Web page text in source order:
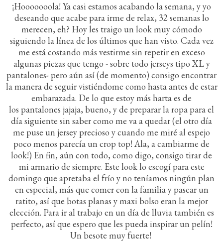
¡Hooooooola! Ya casi estamos acabando la semana, y yo
deseando que acabe para irme de relax, 32 semanas lo
merecen, eh? Hoy les traigo un look muy cómodo
siguiendo la línea de los últimos que han visto. Cada vez
me está costando más vestirme sin repetir en exceso
algunas piezas que tengo - sobre todo jerseys tipo XL y
pantalones- pero aún así (de momento) consigo encontrar
la manera de seguir vistiéndome como hasta antes de estar
embarazada. De lo que estoy más harta es de
los pantalones jajaja, bueno, y de preparar la ropa para el
día siguiente sin saber como me va a quedar (el otro día
me puse un jersey precioso y cuando me miré al espejo
poco menos parecía un crop top! Ala, a cambiarme de
look!) En fin, aún con todo, como digo, consigo tirar de
mi armario de siempre. Este look lo escogí para este
domingo que apretaba el frío y no teníamos ningún plan
en especial, más que comer con la familia y pasear un
ratito, así que botas planas y maxi bolso eran la mejor
elección. Para ir al trabajo en un día de lluvia también es
perfecto, así que espero que les pueda inspirar un pelín!
Un besote muy fuerte!